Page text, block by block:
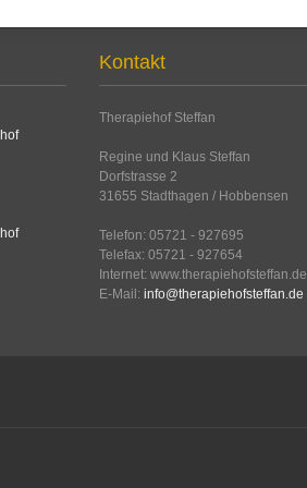
Kontakt
Therapiehof Steffan
Regine und Klaus Steffan
Dorfstrasse 2
31655 Stadthagen / Hobbensen
Telefon: 05721 - 927695
Telefax: 05721 - 927654
Internet: www.therapiehofsteffan.de
E-Mail: info@therapiehofsteffan.de